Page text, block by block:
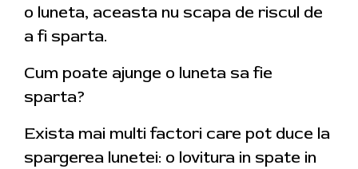
o luneta, aceasta nu scapa de riscul de
a fi sparta.
Cum poate ajunge o luneta sa fie
sparta?
Exista mai multi factori care pot duce la
spargerea lunetei: o lovitura in spate in